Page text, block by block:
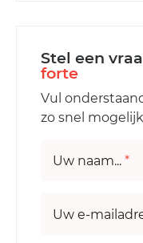
Stel een
forte
Vul
zo snel
Uw naam... *
Uw e-